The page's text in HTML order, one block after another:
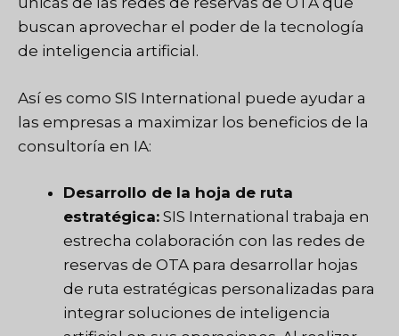
buscan aprovechar el poder de la tecnología
de inteligencia artificial.
Así es como SIS International puede ayudar a
las empresas a maximizar los beneficios de la
consultoría en IA:
Desarrollo de la hoja de ruta
estratégica: SIS International trabaja en
estrecha colaboración con las redes de
reservas de OTA para desarrollar hojas
de ruta estratégicas personalizadas para
integrar soluciones de inteligencia